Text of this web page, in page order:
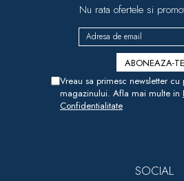
Nu rata ofertele si
Vreau sa primesc newsletter cu
magazinului. Afla mai multe in
Confidentialitate
SOCIAL